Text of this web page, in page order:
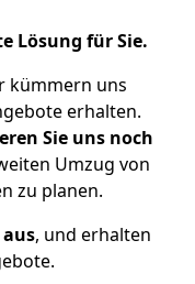
Lösung für Sie.
kümmern uns
erhalten.
Sie uns noch
Umzug von
zu planen.
, und erhalten